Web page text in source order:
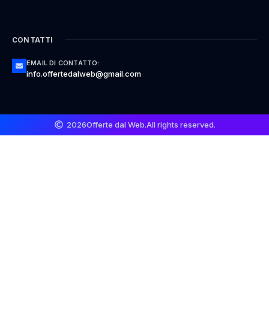
CONTATTI
EMAIL DI CONTATTO:
info.offertedalweb@gmail.com
2026Offerte dal Web.All rights reserved.